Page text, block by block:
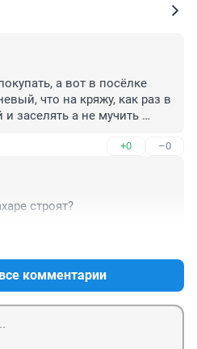
а вот в посёлке
что на кряжу, как раз в
заселять а не мучить
на окраине обеспечить, да
+0 –0
строят?
комментарии